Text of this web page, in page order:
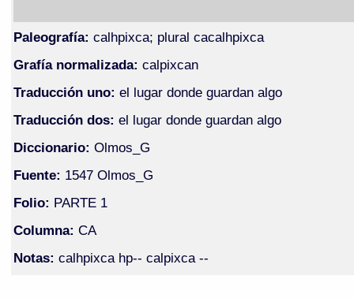
Paleografía: calhpixca; plural cacalhpixca
Grafía normalizada: calpixcan
Traducción uno: el lugar donde guardan algo
Traducción dos: el lugar donde guardan algo
Diccionario: Olmos_G
Fuente: 1547 Olmos_G
Folio: PARTE 1
Columna: CA
Notas: calhpixca hp-- calpixca --